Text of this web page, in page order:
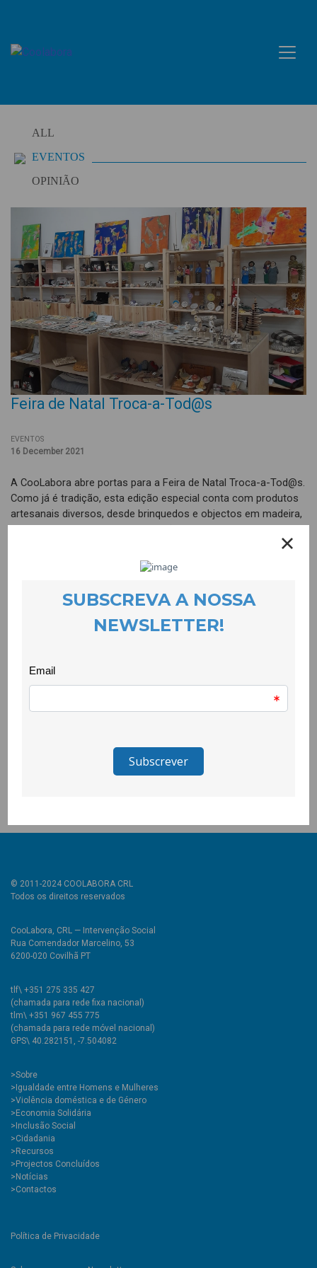
content
ALL
EVENTOS
OPINIÃO
Feira de Natal Troca-a-Tod@s
EVENTOS
16 December 2021
A CooLabora abre portas para a Feira de Natal Troca-a-Tod@s.
Como já é tradição, esta edição especial conta com produtos
artesanais diversos, desde brinquedos e objectos em madeira,
cosméticos naturais, mantas de lã ou chapéus de burel, entre
muitos outros. Há também trabalhos artísticos de escultura e
pintura e uma pequena livraria, em parceria com a editora Alma
A feira decorre num modelo adaptado à crise pandémica,
motivo pelo qual a venda dos produtos será assegurada pela
Esta iniciativa aposta na valorização da economia e dos
saberes locais e permite aceder a produtos originais, de grande
qualidade e que escapam à uniformização típica da produção
Janeiro (segunda sexta-feira) no centro da Covilhã, no espaço
da CooLabora, na Rua Comendador Marcelino (junto ao Jardim
© 2011-2024 COOLABORA CRL
Todos os direitos reservados
CooLabora, CRL — Intervenção Social
Rua Comendador Marcelino, 53
6200-020 Covilhã PT
tlf\ +351 275 335 427
(chamada para rede fixa nacional)
tlm\ +351 967 455 775
(chamada para rede móvel nacional)
GPS\ 40.282151, -7.504082
>Sobre
>Igualdade entre Homens e Mulheres
>Violência doméstica e de Género
>Economia Solidária
>Inclusão Social
>Cidadania
>Recursos
>Projectos Concluídos
>Notícias
>Contactos
Política de Privacidade